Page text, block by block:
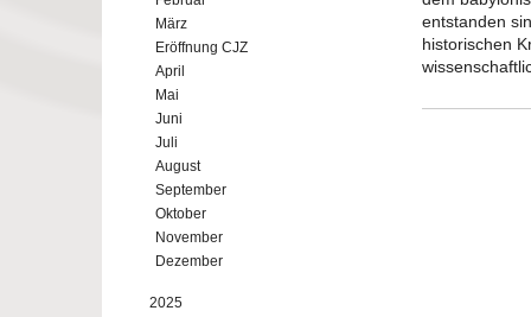
März
Eröffnung CJZ
April
Mai
Juni
Juli
August
September
Oktober
November
Dezember
2025
entstanden
historischen